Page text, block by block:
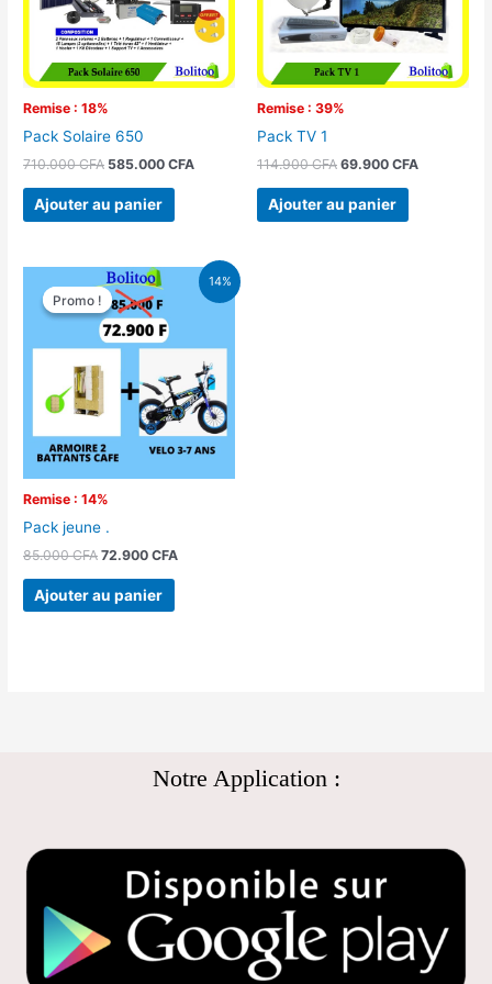
Remise : 18%
Pack Solaire 650
710.000CFA 585.000CFA
Ajouter au panier
Remise : 39%
Pack TV 1
114.900CFA 69.900 CFA
Ajouter au panier
14%
Promo !
Remise : 14%
Promo !
Pack jeune .
85.000CFA
Le
prix
initial
était :
85.000 CFA.
72.900CFA
prix
Ajouter au panier
Notre Application :